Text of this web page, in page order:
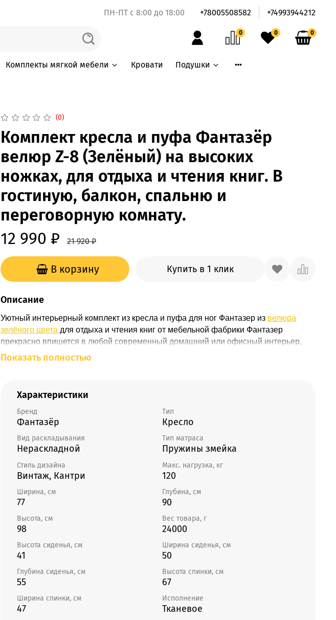
ПН-ПТ с 8:00 до 18:00 +78005508582 +74993944212
0 0 0
Комплекты мягкой мебели Кровати
Подушки
(0)
Комплект кресла и пуфа Фантазёр
велюр Z-8 (Зелёный) на высоких
ножках, для отдыха и чтения книг. В
гостиную, балкон, спальню и
переговорную комнату.
12 990 ₽
21 920 ₽
В корзину Купить в 1 клик
Описание
Уютный интерьерный комплект из кресла и пуфа для ног Фантазер из велюра
зелёного цвета для отдыха и чтения книг от мебельной фабрики Фантазер
прекрасно впишется в любой современный домашний или офисный интерьер,
благодаря большому количеству
состоящий из высокой
плотнымППУ
. С полным циклом производства кресла Фантазер Вы можете
ознакомиться ЗДЕСЬ
. Наше анатомическое кресло имеет глубокую посадку,
которая поможет расслабиться после рабочего дня. Строгий однотонный цвет,
фактура ткани и дизайн позволяют с одинаковым успехом использовать его как в
разнообразит деловую офисную мебель, создаст уютную атмосферу и позволит
комфортно провести время вашим клиентам в зоне ожидания салона красоты,
гостиницы, кафе. Компактные размеры позволяют поместить кресло даже в
небольшом пространстве. Используйте его как кресло в прихожую, в гостиную,
кухонное или детское кресло, парикмахерское, педикюрное. Кресла для дома
придадут изысканности интерьеру, дополнят обеденную зону кухни, зону отдыха
на веранде или лоджии. Кресло станет любимым местом для чтения книг и
чаепития.
Показать полностью
Характеристики
Бренд
Фантазёр
Тип
Кресло
Вид раскладывания
Нераскладной
Тип матраса
Пружины змейка
Стиль дизайна
Винтаж, Кантри
Макс. нагрузка, кг
120
Ширина, см
77
Глубина, см
90
Высота, см
98
Вес товара, г
24000
Высота сиденья, см
41
Ширина сиденья, см
50
Глубина сиденья, см
55
Высота спинки, см
67
Ширина спинки, см
47
Исполнение
Тканевое